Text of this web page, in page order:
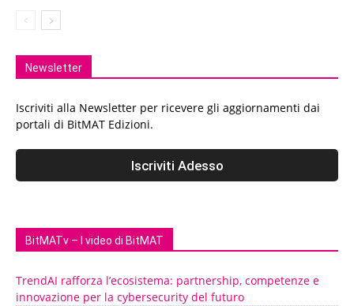
Newsletter
Iscriviti alla Newsletter per ricevere gli aggiornamenti dai
portali di BitMAT Edizioni.
BitMATv – I video di BitMAT
TrendAI rafforza l’ecosistema: partnership, competenze e
innovazione per la cybersecurity del futuro